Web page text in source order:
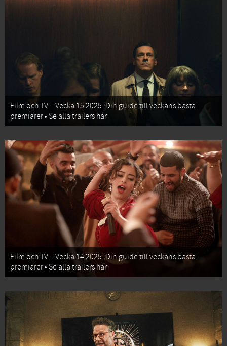
Film och TV – Vecka 15 2025: Din guide till veckans bästa
premiärer • Se alla trailers här
Film och TV – Vecka 14 2025: Din guide till veckans bästa
premiärer • Se alla trailers här